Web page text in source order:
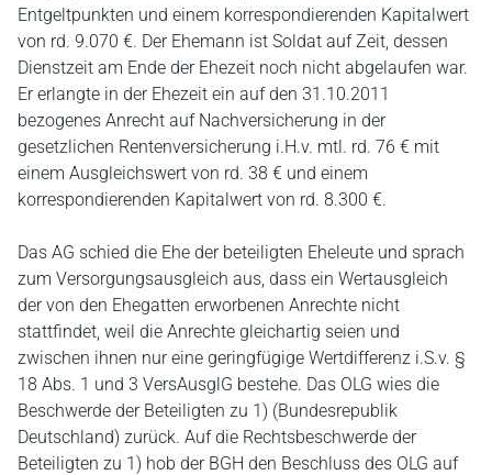
Entgeltpunkten und einem korrespondierenden Kapitalwert
von rd. 9.070 €. Der Ehemann ist Soldat auf Zeit, dessen
Dienstzeit am Ende der Ehezeit noch nicht abgelaufen war.
Er erlangte in der Ehezeit ein auf den 31.10.2011
bezogenes Anrecht auf Nachversicherung in der
gesetzlichen Rentenversicherung i.H.v. mtl. rd. 76 € mit
einem Ausgleichswert von rd. 38 € und einem
korrespondierenden Kapitalwert von rd. 8.300 €.
Das AG schied die Ehe der beteiligten Eheleute und sprach
zum Versorgungsausgleich aus, dass ein Wertausgleich
der von den Ehegatten erworbenen Anrechte nicht
stattfindet, weil die Anrechte gleichartig seien und
zwischen ihnen nur eine geringfügige Wertdifferenz i.S.v. §
18 Abs. 1 und 3 VersAusglG bestehe. Das OLG wies die
Beschwerde der Beteiligten zu 1) (Bundesrepublik
Deutschland) zurück. Auf die Rechtsbeschwerde der
Beteiligten zu 1) hob der BGH den Beschluss des OLG auf